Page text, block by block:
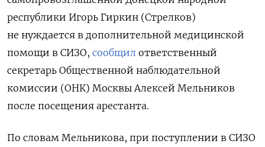
республики Игорь Гиркин (Стрелков)
не нуждается в дополнительной медицинской
помощи в СИЗО, сообщил ответственный
секретарь Общественной наблюдательной
комиссии (ОНК) Москвы Алексей Мельников
после посещения арестанта.
По словам Мельникова, при поступлении в СИЗО